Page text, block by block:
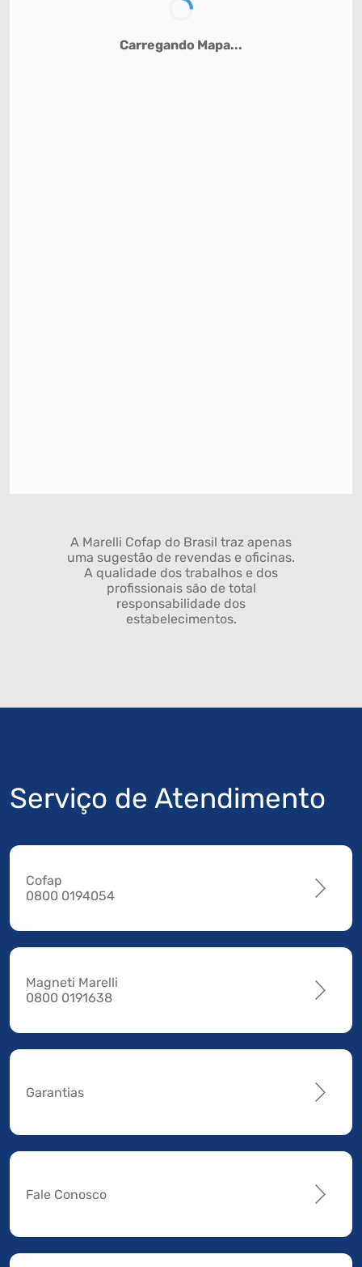
A Marelli Cofap do Brasil traz apenas
uma sugestão de revendas e oficinas.
A qualidade dos trabalhos e dos
profissionais são de total
responsabilidade dos
estabelecimentos.
Serviço de Atendimento
Cofap
0800 0194054
Magneti Marelli
0800 0191638
Garantias
Fale Conosco